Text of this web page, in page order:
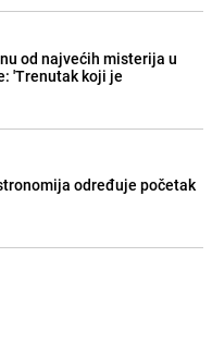
od najvećih misterija u
'Trenutak koji je
određuje početak